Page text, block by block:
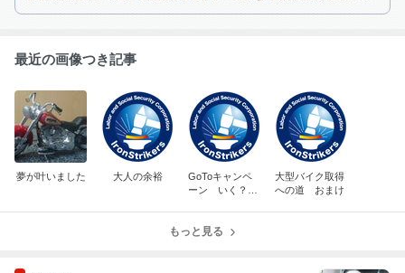
ても良いのでは？！
最近の画像つき記事
夢が叶いました 大人の余裕
GoToキャンペ
ーン いく？
大型バイク取得
への道 おまけ
もっと見る